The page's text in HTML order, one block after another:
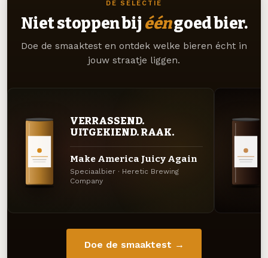
DE SELECTIE
Niet stoppen bij ééngoed bier.
Doe de smaaktest en ontdek welke bieren écht in
jouw straatje liggen.
VERRASSEND.
UITGEKIEND. RAAK.
Make America Juicy Again
Speciaalbier · Heretic Brewing
Company
Doe de smaaktest →